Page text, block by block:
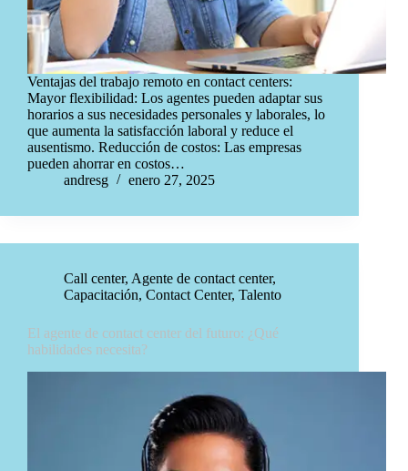
Ventajas del trabajo remoto en contact centers:
Mayor flexibilidad: Los agentes pueden adaptar sus
horarios a sus necesidades personales y laborales, lo
que aumenta la satisfacción laboral y reduce el
ausentismo. Reducción de costos: Las empresas
pueden ahorrar en costos…
andresg
enero 27, 2025
Call center, Agente de contact center,
Capacitación, Contact Center, Talento
El agente de contact center del futuro: ¿Qué
habilidades necesita?